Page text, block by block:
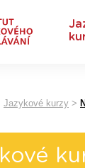
Jazykové kurzy >